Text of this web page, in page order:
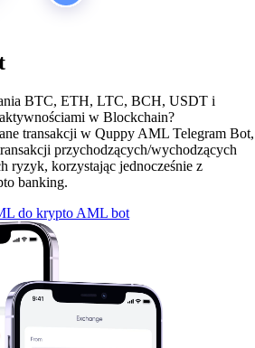
BTC, ETH, LTC, BCH, USDT i
w Blockchain?
transakcji w Quppy AML Telegram Bot,
przychodzących/wychodzących
ryzyk, korzystając jednocześnie z
banking.
do krypto AML bot